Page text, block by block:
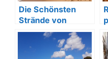
Die Schönsten
Strände von
Lissabon